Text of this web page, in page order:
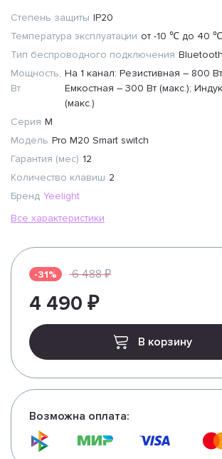
Степень защиты IP20
Температура эксплуатации от -10 ℃ до 40 ℃
Тип беспроводного подключения
Мощность,
Вт
На 1 канал: Резистивная – 800
Емкостная – 300 Вт (макс.);
(макс.)
Серия M
Модель Pro M20 Smart switch
Гарантия (мес) 12
Количество клавиш 2
Бренд Yeelight
Все характеристики
-31% 6 488 ₽
4 490 ₽
В корзину
Возможна оплата: